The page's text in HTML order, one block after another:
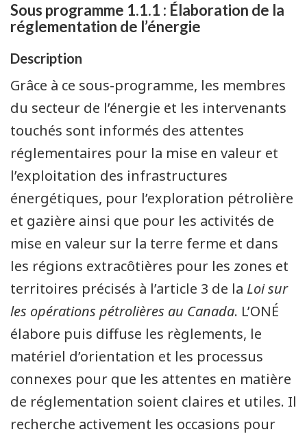
Sous programme 1.1.1 : Élaboration de la
réglementation de l’énergie
Description
Grâce à ce sous-programme, les membres
du secteur de l’énergie et les intervenants
touchés sont informés des attentes
réglementaires pour la mise en valeur et
l’exploitation des infrastructures
énergétiques, pour l’exploration pétrolière
et gazière ainsi que pour les activités de
mise en valeur sur la terre ferme et dans
les régions extracôtières pour les zones et
territoires précisés à l’article 3 de la Loi sur
les opérations pétrolières au Canada. L’ONÉ
élabore puis diffuse les règlements, le
matériel d’orientation et les processus
connexes pour que les attentes en matière
de réglementation soient claires et utiles. Il
recherche activement les occasions pour